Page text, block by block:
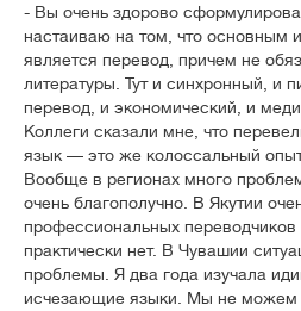
- Вы очень здорово
настаиваю на том, что основным
является перевод, причем не
литературы. Тут и синхронный, и
перевод, и экономический, и
Коллеги сказали мне, что
язык — это же колоссальный
Вообще в регионах много
очень благополучно. В Якутии
профессиональных
практически нет. В Чувашии
проблемы. Я два года изучала
исчезающие языки. Мы не можем